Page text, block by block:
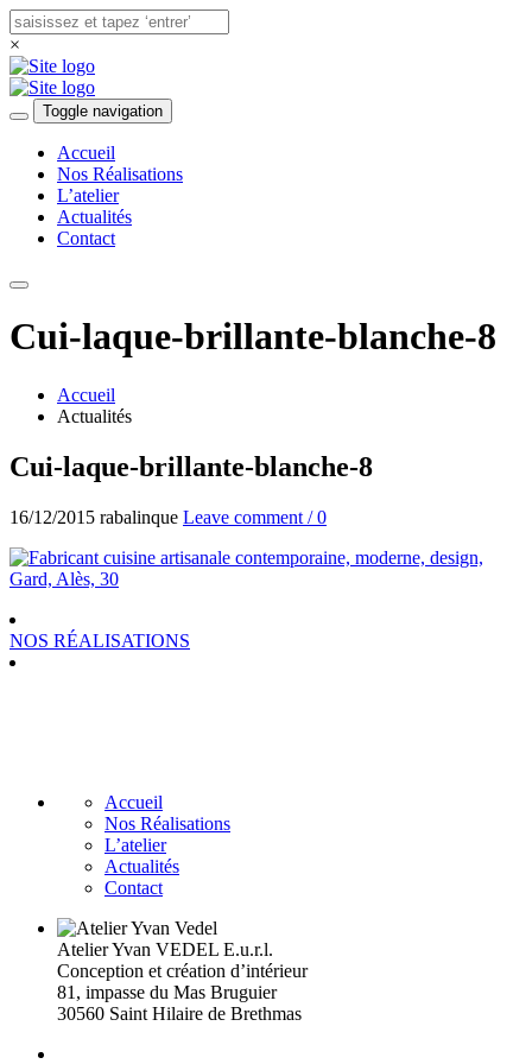
×
Toggle navigation
Accueil
Nos Réalisations
L’atelier
Actualités
Contact
Cui-laque-brillante-blanche-8
Accueil
Actualités
Cui-laque-brillante-blanche-8
16/12/2015 rabalinque Leave comment / 0
NOS RÉALISATIONS
Accueil
Nos Réalisations
L’atelier
Actualités
Contact
Atelier Yvan VEDEL E.u.r.l.
Conception et création d’intérieur
81, impasse du Mas Bruguier
30560 Saint Hilaire de Brethmas